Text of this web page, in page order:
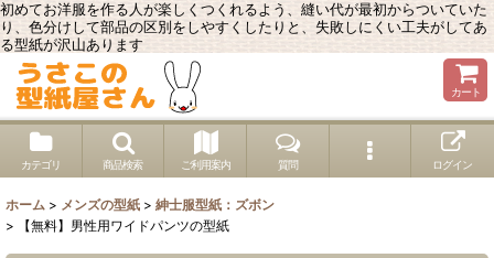
初めてお洋服を作る人が楽しくつくれるよう、縫い代が最初からついていた
り、色分けして部品の区別をしやすくしたりと、失敗しにくい工夫がしてあ
る型紙が沢山あります
カート
カテゴリ 商品検索 ご利用案内 質問 ログイン
ホーム > メンズの型紙 > 紳士服型紙：ズボン
>
【無料】男性用ワイドパンツの型紙